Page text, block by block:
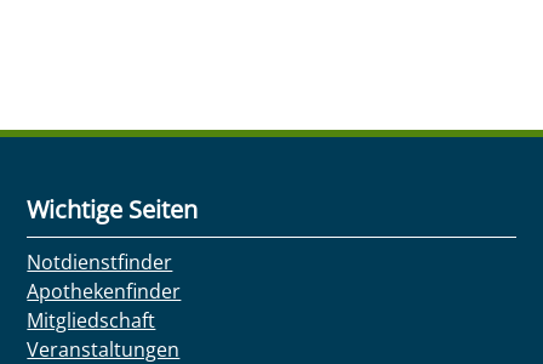
Wichtige Seiten
Notdienstfinder
Apothekenfinder
Mitgliedschaft
Veranstaltungen